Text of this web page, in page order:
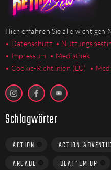
Hier erfahren Sie alle wichtigen
• Datenschutz •
• Impressum • Mediathek
• Cookie-Richtlinien (EU) •
Schlagwörter
ACTION ACTION-
ARCADE
BEAT´EM UP